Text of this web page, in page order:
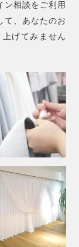
ン相談をご利用
て、あなたのお
げてみません